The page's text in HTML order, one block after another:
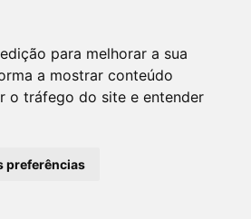
para melhorar a sua
a mostrar conteúdo
o tráfego do site e entender
preferências